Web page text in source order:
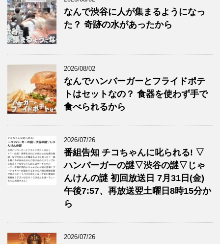
なんで渋谷に人が集まるようになっ
た？ 奇跡の水があったから
2026/08/02
なんでハンバーガーとフライドポテ
トはセットなの？ 食器を使わず手で
食べられるから
2026/07/26
番組告知 チコちゃんに叱られる! ▽
ハンバーガーの謎▽渋谷の謎▽じゃ
んけんの謎 初回放送日 7月31日(金)
午後7:57、再放送翌土曜日8時15分か
ら
2026/07/26